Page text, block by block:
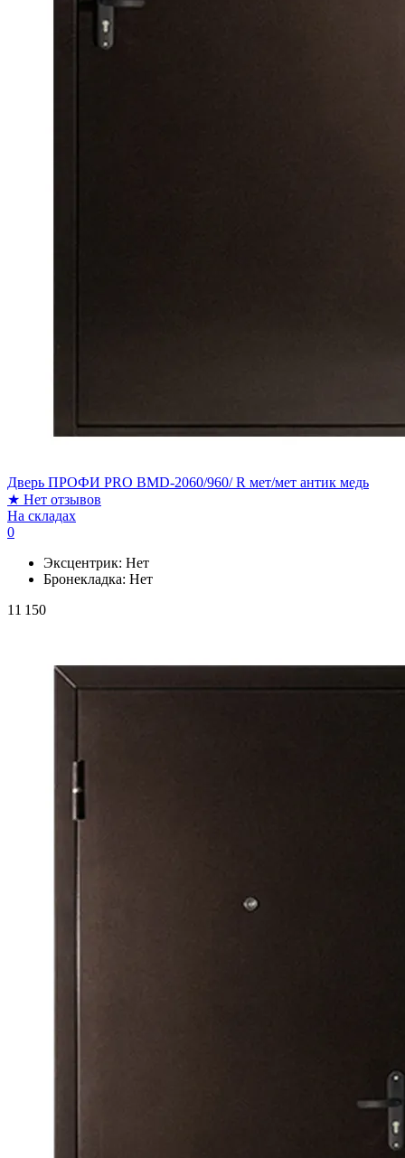
Дверь ПРОФИ PRO BMD-2060/960/ R мет/мет антик медь
★ Нет отзывов
На складах
0
Эксцентрик: Нет
Бронекладка: Нет
11 150